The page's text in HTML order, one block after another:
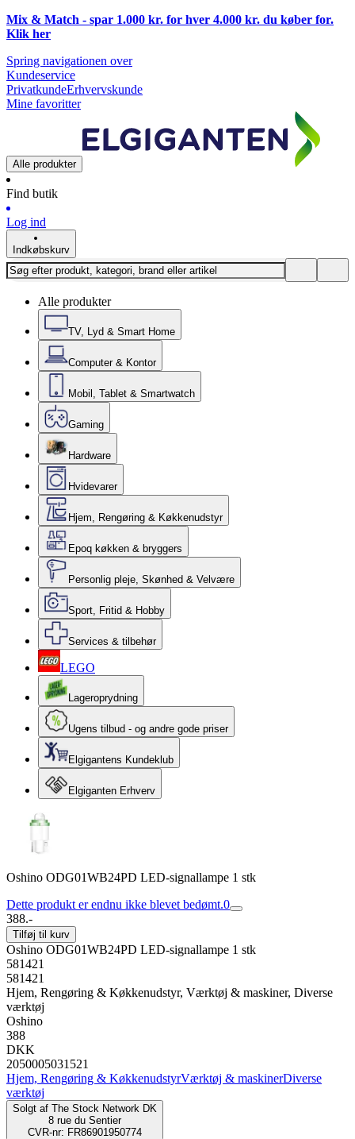
Mix & Match - spar 1.000 kr. for hver 4.000 kr. du køber for.
Klik her
Spring navigationen over
Kundeservice
PrivatkundeErhvervskunde
Mine favoritter
Alle produkter
Find butik
Log ind
Indkøbskurv
Alle produkter
TV, Lyd & Smart Home
Computer & Kontor
Mobil, Tablet & Smartwatch
Gaming
Hardware
Hvidevarer
Hjem, Rengøring & Køkkenudstyr
Epoq køkken & bryggers
Personlig pleje, Skønhed & Velvære
Sport, Fritid & Hobby
Services & tilbehør
LEGO
Lageroprydning
Ugens tilbud - og andre gode priser
Elgigantens Kundeklub
Elgiganten Erhverv
Oshino OD­G01WB­24PD LED-signallampe 1 stk
Dette produkt er endnu ikke blevet bedømt.0
388.-
Tilføj til kurv
Oshino OD­G01WB­24PD LED-signallampe 1 stk
581421
581421
Hjem, Rengøring & Køkkenudstyr, Værktøj & maskiner, Diverse
værktøj
Oshino
388
DKK
2050005031521
Hjem, Rengøring & KøkkenudstyrVærktøj & maskinerDiverse
værktøj
Solgt af The Stock Network DK
8 rue du Sentier
CVR-nr: FR86901950774